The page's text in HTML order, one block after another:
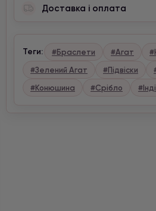
Доставка і оплата
Теги: #Браслети #Агат
#Зелений Агат
#Підвіски
#Конюшина
#Срібло